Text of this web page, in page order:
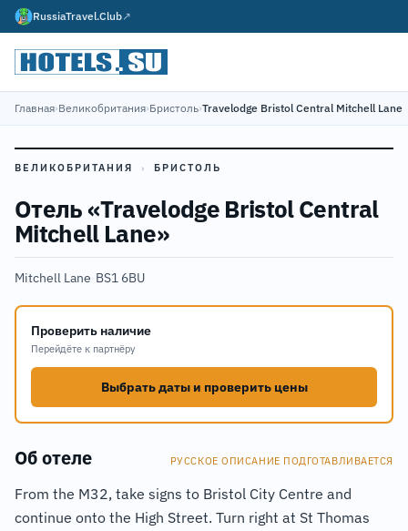
RussiaTravel.Club↗
Главная›Великобритания›Бристоль›Travelodge Bristol Central Mitchell Lane
ВЕЛИКОБРИТАНИЯ › БРИСТОЛЬ
Отель «Travelodge Bristol Central
Mitchell Lane»
Mitchell Lane·BS1 6BU
Проверить наличие
Перейдёте к партнёру
Выбрать даты и проверить цены
Об отеле РУССКОЕ ОПИСАНИЕ ПОДГОТАВЛИВАЕТСЯ
From the M32, take signs to Bristol City Centre and
continue onto the High Street. Turn right at St Thomas